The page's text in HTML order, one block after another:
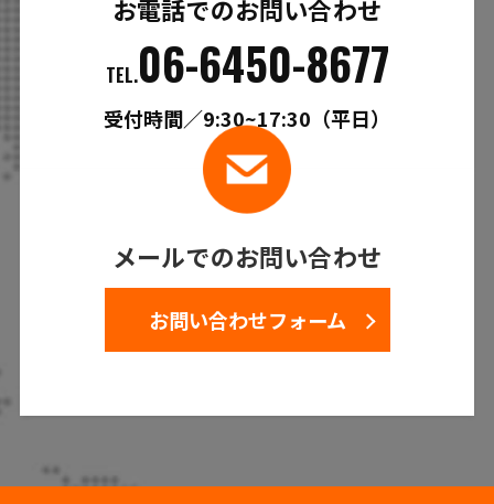
お電話でのお問い合わせ
TEL.06-6450-8677
受付時間／9:30~17:30（平日）
メールでのお問い合わせ
お問い合わせフォーム